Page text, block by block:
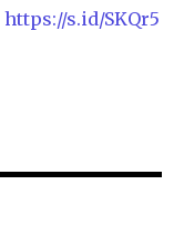
https://s.id/SKQr5